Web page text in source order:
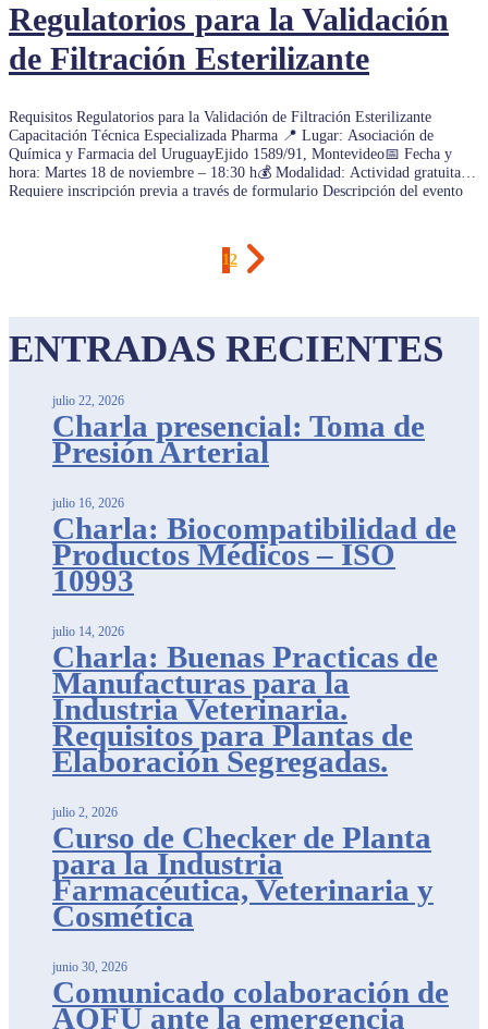
Regulatorios para la Validación
de Filtración Esterilizante
Requisitos Regulatorios para la Validación de Filtración Esterilizante
Capacitación Técnica Especializada Pharma 📍 Lugar: Asociación de
Química y Farmacia del UruguayEjido 1589/91, Montevideo📅 Fecha y
hora: Martes 18 de noviembre – 18:30 h💰 Modalidad: Actividad gratuita📝
Requiere inscripción previa a través de formulario Descripción del evento
12
ENTRADAS RECIENTES
Charla presencial: Toma de
Presión Arterial
julio 22, 2026
Charla: Biocompatibilidad de
Productos Médicos – ISO
10993
julio 16, 2026
Charla: Buenas Practicas de
Manufacturas para la
Industria Veterinaria.
Requisitos para Plantas de
Elaboración Segregadas.
julio 14, 2026
Curso de Checker de Planta
para la Industria
Farmacéutica, Veterinaria y
Cosmética
julio 2, 2026
Comunicado colaboración de
AQFU ante la emergencia
junio 30, 2026